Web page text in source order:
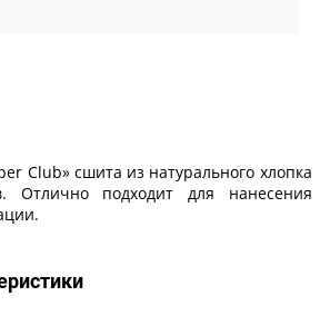
Club» сшита из натурального хлопка
Отлично подходит для нанесения